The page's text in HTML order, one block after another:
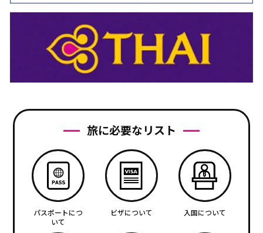
旅に必要なリスト
パスポートにつ
いて
ビザについて 入国について